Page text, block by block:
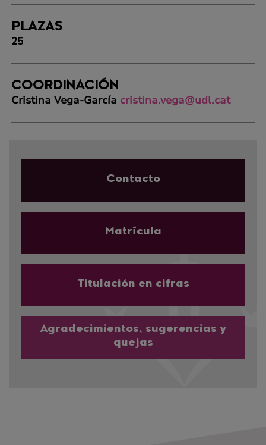
PLAZAS
25
COORDINACIÓN
Cristina Vega-García cristina.vega@udl.cat
Contacto
Matrícula
Titulación en cifras
Agradecimientos, sugerencias y
quejas